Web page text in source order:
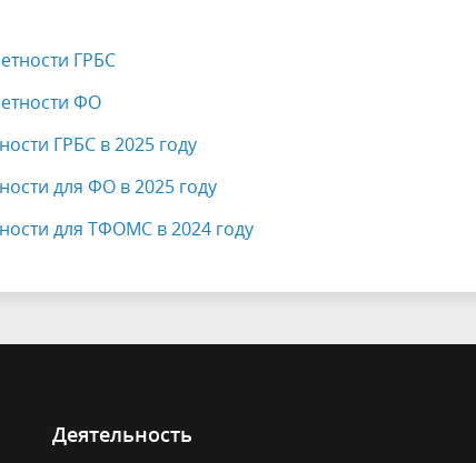
ГРБС
ФО
ГРБС в 2025 году
для ФО в 2025 году
для ТФОМС в 2024 году
Деятельность